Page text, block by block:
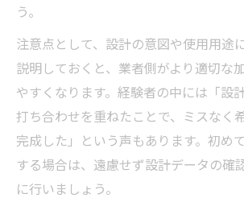
う。
注意点として、設計の意図や使用用途
説明しておくと、業者側がより適切な
やすくなります。経験者の中には「設
打ち合わせを重ねたことで、ミスなく
完成した」という声もあります。初め
する場合は、遠慮せず設計データの確
に行いましょう。